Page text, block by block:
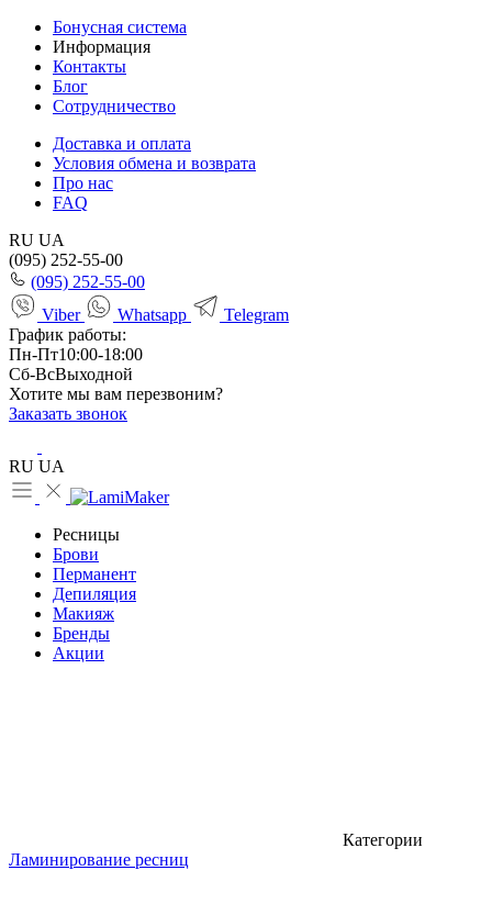
Бонусная система
Информация
Контакты
Блог
Сотрудничество
Доставка и оплата
Условия обмена и возврата
Про нас
FAQ
RU UA
(095) 252-55-00
(095) 252-55-00
Viber
Whatsapp
Telegram
График работы:
Пн-Пт10:00-18:00
Сб-ВсВыходной
Хотите мы вам перезвоним?
Заказать звонок
RU UA
Ресницы
Брови
Перманент
Депиляция
Макияж
Бренды
Акции
Категории
Ламинирование ресниц